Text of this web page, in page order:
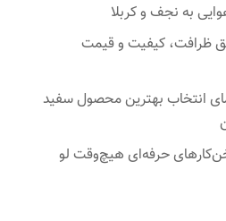
به نجف و کربلا
ظرافت، کیفیت و قیمت
انتخاب بهترین محصول سفید
حرفه‌ای هیچ‌وقت لو